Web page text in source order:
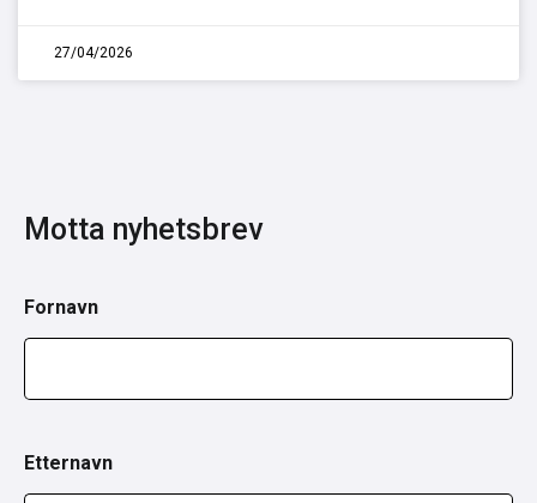
27/04/2026
Motta nyhetsbrev
Fornavn
Etternavn